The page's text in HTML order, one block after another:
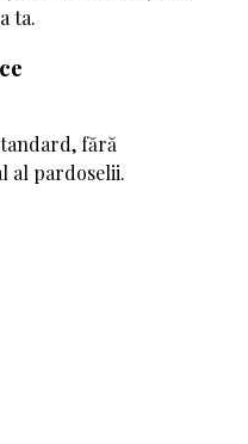
ta.
fără
al pardoselii.